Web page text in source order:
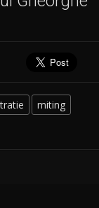
miting